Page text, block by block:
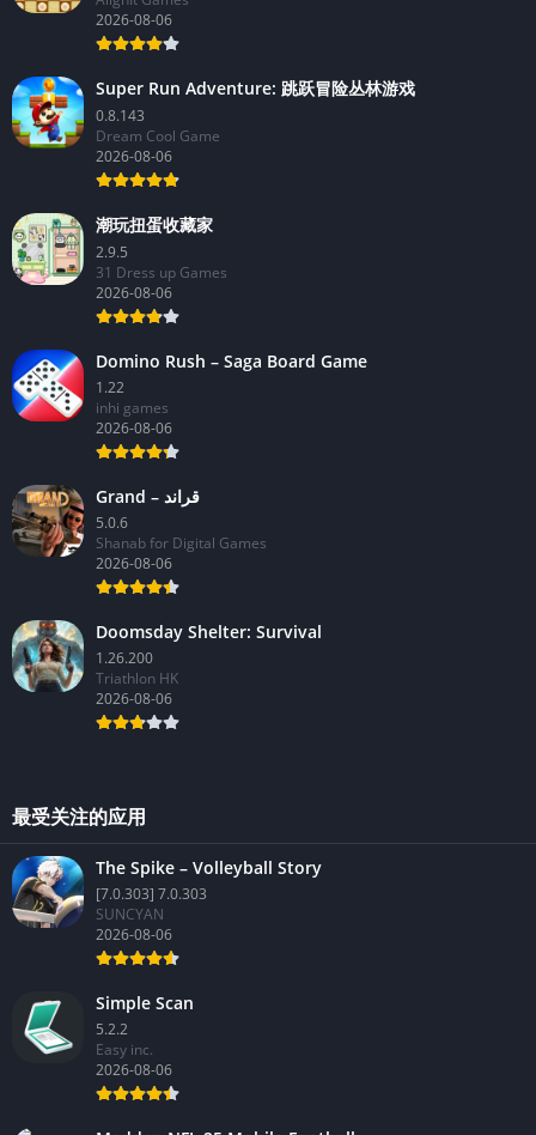
2026-08-06
Super Run Adventure: 跳跃冒险丛林游戏
0.8.143
Dream Cool Game
2026-08-06
潮玩扭蛋收藏家
2.9.5
31 Dress up Games
2026-08-06
Domino Rush – Saga Board Game
1.22
inhi games
2026-08-06
Grand – قراند
5.0.6
Shanab for Digital Games
2026-08-06
Doomsday Shelter: Survival
1.26.200
Triathlon HK
2026-08-06
最受关注的应用
The Spike – Volleyball Story
[7.0.303] 7.0.303
SUNCYAN
2026-08-06
Simple Scan
5.2.2
Easy inc.
2026-08-06